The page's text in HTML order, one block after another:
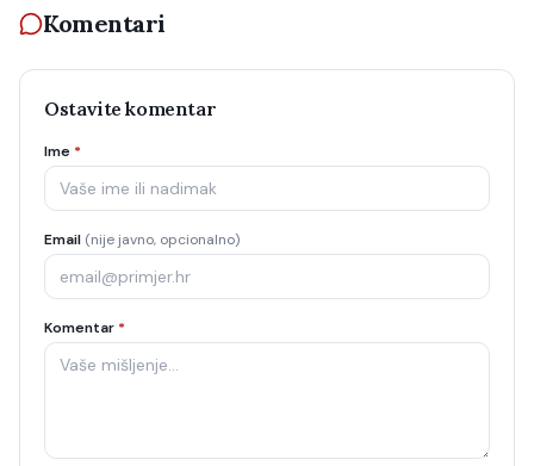
Komentari
Ostavite komentar
Ime *
Email (nije javno, opcionalno)
Komentar *